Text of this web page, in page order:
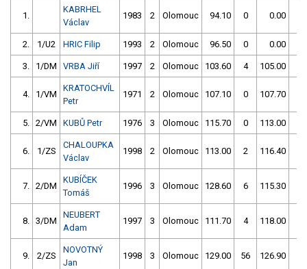
1.
KABRHEL
Václav
1983 2 Olomouc 94.10 0 0.00
2. 1/U2 HRIC Filip 1993 2 Olomouc 96.50 0 0.00
3. 1/DM VRBA Jiří 1997 2 Olomouc 103.60 4 105.00
4. 1/VM
KRATOCHVÍL
Petr
1971 2 Olomouc 107.10 0 107.70
5. 2/VM KUBŮ Petr 1976 3 Olomouc 115.70 0 113.00
6. 1/ZS
CHALOUPKA
Václav
1998 2 Olomouc 113.00 2 116.40
7. 2/DM
KUBÍČEK
Tomáš
1996 3 Olomouc 128.60 6 115.30
8. 3/DM
NEUBERT
Adam
1997 3 Olomouc 111.70 4 118.00
9. 2/ZS
NOVOTNÝ
Jan
1998 3 Olomouc 129.00 56 126.90